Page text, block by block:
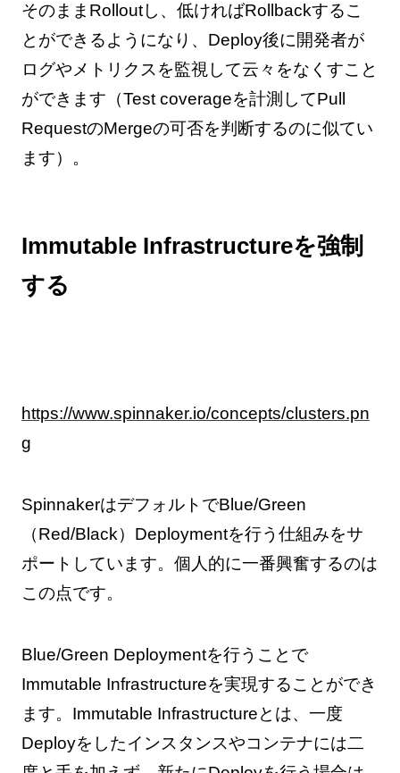
そのままRolloutし、低ければRollbackするこ
とができるようになり、Deploy後に開発者が
ログやメトリクスを監視して云々をなくすこと
ができます（Test coverageを計測してPull
RequestのMergeの可否を判断するのに似てい
ます）。
Immutable Infrastructureを強制
する
https://www.spinnaker.io/concepts/clusters.pn
g
SpinnakerはデフォルトでBlue/Green
（Red/Black）Deploymentを行う仕組みをサ
ポートしています。個人的に一番興奮するのは
この点です。
Blue/Green Deploymentを行うことで
Immutable Infrastructureを実現することができ
ます。Immutable Infrastructureとは、一度
Deployをしたインスタンスやコンテナには二